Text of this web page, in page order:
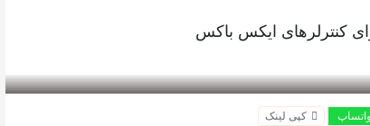
واتساپ کپی لینک